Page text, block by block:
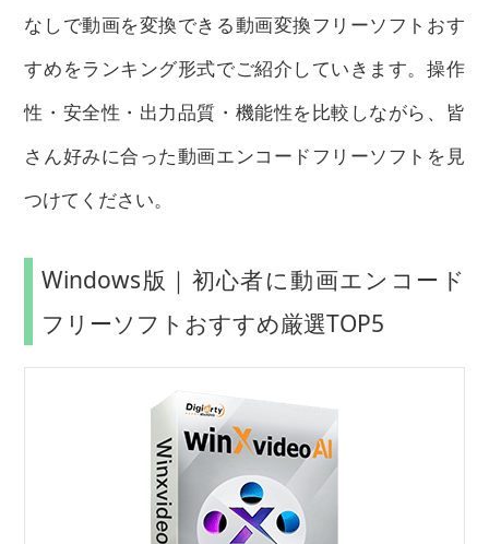
なしで動画を変換できる動画変換フリーソフトおす
すめをランキング形式でご紹介していきます。操作
性・安全性・出力品質・機能性を比較しながら、皆
さん好みに合った動画エンコードフリーソフトを見
つけてください。
Windows版｜初心者に動画エンコード
フリーソフトおすすめ厳選TOP5